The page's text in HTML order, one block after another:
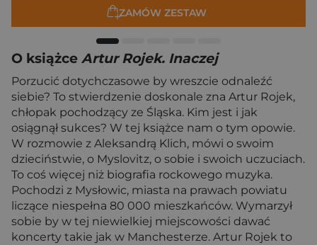
ZAMÓW ZESTAW
O książce Artur Rojek. Inaczej
Porzucić dotychczasowe by wreszcie odnaleźć
siebie? To stwierdzenie doskonale zna Artur Rojek,
chłopak pochodzący ze Śląska. Kim jest i jak
osiągnął sukces? W tej książce nam o tym opowie.
W rozmowie z Aleksandrą Klich, mówi o swoim
dzieciństwie, o Myslovitz, o sobie i swoich uczuciach.
To coś więcej niż biografia rockowego muzyka.
Pochodzi z Mysłowic, miasta na prawach powiatu
liczące niespełna 80 000 mieszkańców. Wymarzył
sobie by w tej niewielkiej miejscowości dawać
koncerty takie jak w Manchesterze. Artur Rojek to